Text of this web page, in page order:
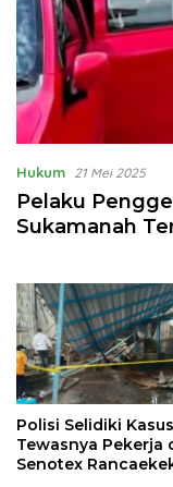
Hukum 21 Mei 2025
Pelaku
Sukamanah
Polisi Selidiki Kasus
Tewasnya Pekerja
Senotex